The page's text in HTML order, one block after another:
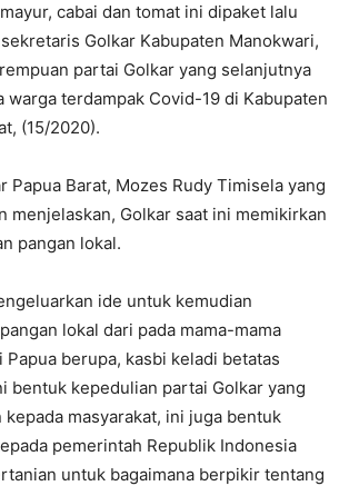
cabai dan tomat ini dipaket lalu
Golkar Kabupaten Manokwari,
partai Golkar yang selanjutnya
warga terdampak Covid-19 di Kabupaten
(15/2020).
Papua Barat, Mozes Rudy Timisela yang
menjelaskan, Golkar saat ini memikirkan
pangan lokal.
ide untuk kemudian
lokal dari pada mama-mama
Papua berupa, kasbi keladi betatas
bentuk kepedulian partai Golkar yang
kepada masyarakat, ini juga bentuk
pemerintah Republik Indonesia
untuk bagaimana berpikir tentang